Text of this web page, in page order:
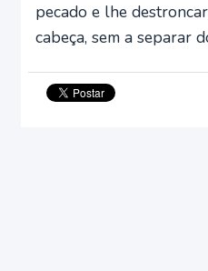
pecado e lhe
cabeça, sem a separar